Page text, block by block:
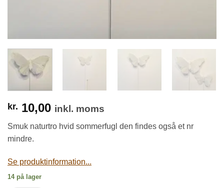
kr. 10,00 inkl. moms
Smuk naturtro hvid sommerfugl den findes også et nr
mindre.
Se produktinformation...
14 på lager